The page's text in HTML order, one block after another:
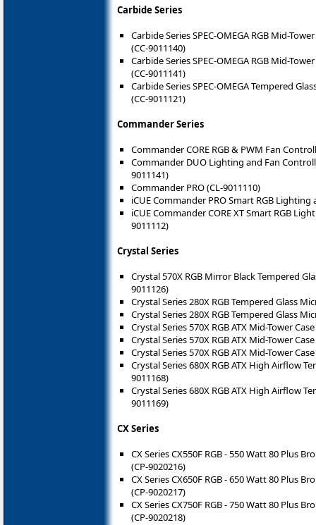
Carbide Series
Carbide Series SPEC-OMEGA RGB Mid-
(CC-9011140)
Carbide Series SPEC-OMEGA RGB Mid-
(CC-9011141)
Carbide Series SPEC-OMEGA Tempered
(CC-9011121)
Commander Series
Commander CORE RGB & PWM Fan
Commander DUO Lighting and Fan
9011141)
Commander PRO (CL-9011110)
iCUE Commander PRO Smart RGB
iCUE Commander CORE XT Smart RGB
9011112)
Crystal Series
Crystal 570X RGB Mirror Black Tempered
9011126)
Crystal Series 280X RGB Tempered Glass
Crystal Series 280X RGB Tempered Glass
Crystal Series 570X RGB ATX Mid-Tower
Crystal Series 570X RGB ATX Mid-Tower
Crystal Series 570X RGB ATX Mid-Tower
Crystal Series 680X RGB ATX High Airflow
9011168)
Crystal Series 680X RGB ATX High Airflow
9011169)
CX Series
CX Series CX550F RGB - 550 Watt 80 Plus
(CP-9020216)
CX Series CX650F RGB - 650 Watt 80 Plus
(CP-9020217)
CX Series CX750F RGB - 750 Watt 80 Plus
(CP-9020218)